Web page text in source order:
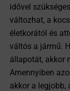
idővel
változhat, a
életkorától és
váltós a jármű.
állapotát, akkor
Amennyiben
akkor a legjobb,